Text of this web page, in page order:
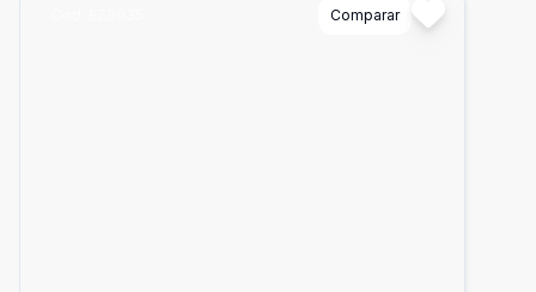
Comparar